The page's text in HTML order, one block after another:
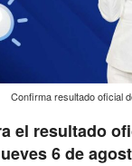
Confirma resultado oficial
el resultado
6 de